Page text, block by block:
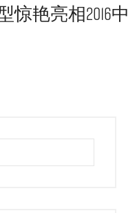
艳亮相2016中